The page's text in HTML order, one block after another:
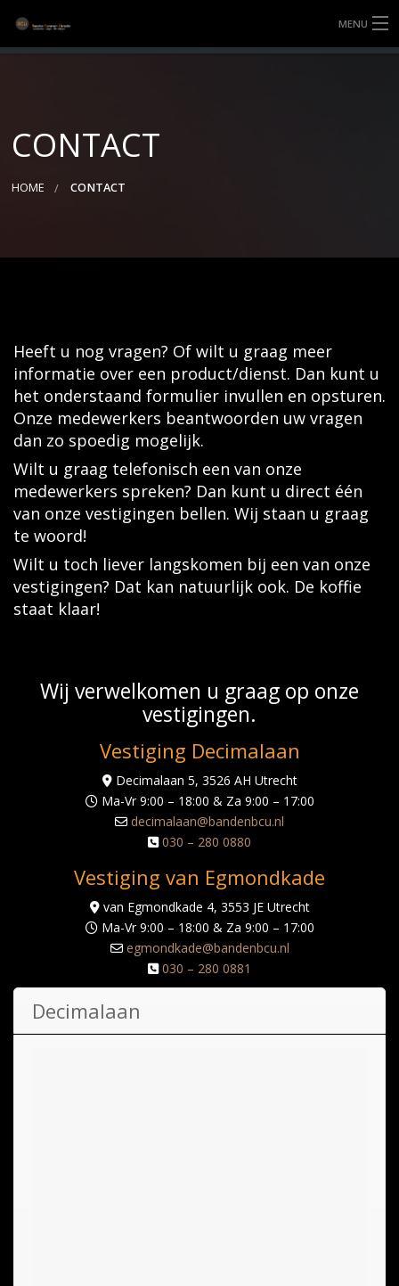
MENU
DIENSTEN
3D UITLIJNEN
CONTACT
HOME CONTACT
Heeft u nog vragen? Of wilt u graag meer
informatie over een product/dienst. Dan kunt u
het onderstaand formulier invullen en opsturen.
Onze medewerkers beantwoorden uw vragen
dan zo spoedig mogelijk.
Wilt u graag telefonisch een van onze
medewerkers spreken? Dan kunt u direct één
van onze vestigingen bellen. Wij staan u graag
te woord!
Wilt u toch liever langskomen bij een van onze
vestigingen? Dat kan natuurlijk ook. De koffie
staat klaar!
Wij verwelkomen u graag op onze
vestigingen.
Vestiging Decimalaan
Decimalaan 5, 3526 AH Utrecht
Ma-Vr 9:00 – 18:00 & Za 9:00 – 17:00
decimalaan@bandenbcu.nl
030 – 280 0880
Vestiging van Egmondkade
van Egmondkade 4, 3553 JE Utrecht
Ma-Vr 9:00 – 18:00 & Za 9:00 – 17:00
egmondkade@bandenbcu.nl
030 – 280 0881
Decimalaan